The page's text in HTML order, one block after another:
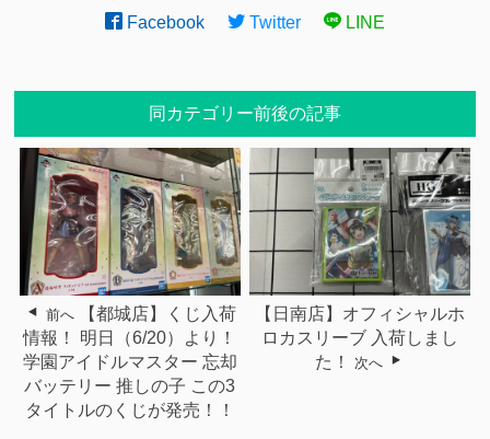
Facebook Twitter LINE
同カテゴリー前後の記事
前へ
【都城店】くじ入荷
情報！ 明日（6/20）より！
学園アイドルマスター 忘却
バッテリー 推しの子 この3
タイトルのくじが発売！！
【日南店】オフィシャルホ
ロカスリーブ 入荷しまし
た！
次へ